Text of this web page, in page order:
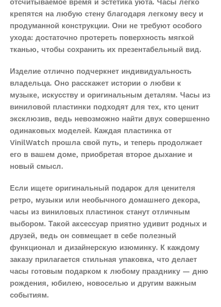
отсчитываемое время и эстетика уюта. Часы легко
крепятся на любую стену благодаря легкому весу и
продуманной конструкции. Они не требуют особого
ухода: достаточно протереть поверхность мягкой
тканью, чтобы сохранить их презентабельный вид.
Изделие отлично подчеркнет индивидуальность
владельца. Оно расскажет истории о любви к
музыке, искусству и оригинальным деталям. Часы из
виниловой пластинки подходят для тех, кто ценит
эксклюзив, ведь невозможно найти двух совершенно
одинаковых моделей. Каждая пластинка от
VinilWatch прошла свой путь, и теперь продолжает
его в вашем доме, приобретая второе дыхание и
новый смысл.
Если ищете оригинальный подарок для ценителя
ретро, музыки или необычного домашнего декора,
часы из виниловых пластинок станут отличным
выбором. Такой аксессуар приятно удивит родных и
друзей, ведь он совмещает в себе полезный
функционал и дизайнерскую изюминку. К каждому
заказу прилагается стильная упаковка, что делает
часы готовым подарком к любому празднику — дню
рождения, юбилею, новоселью и другим важным
событиям.